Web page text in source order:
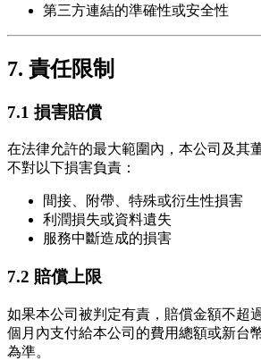
第三方連結的準確性或安全性
7. 責任限制
7.1 損害賠償
在法律允許的最大範圍內，本公司及其
不對以下損害負責：
間接、附帶、特殊或衍生性損害
利潤損失或資料遺失
服務中斷造成的損害
7.2 賠償上限
如果本公司被判定有責，賠償金額不超
個月內支付給本公司的費用總額或新台
為準。